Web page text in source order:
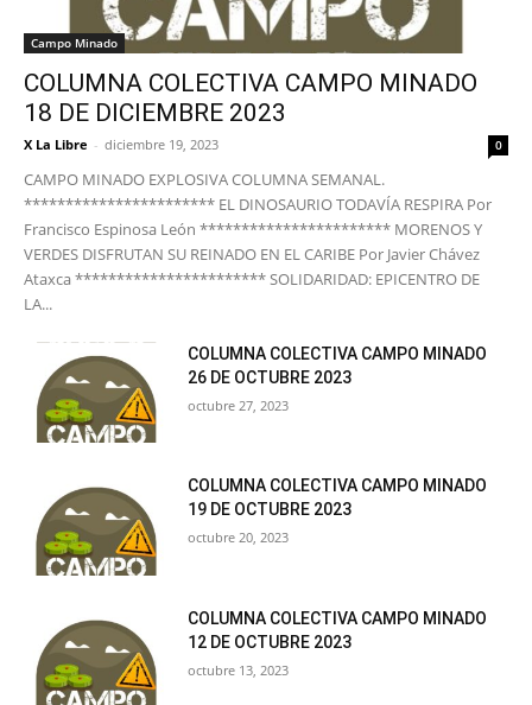
Campo Minado
COLUMNA COLECTIVA CAMPO MINADO
18 DE DICIEMBRE 2023
X La Libre - diciembre 19, 2023 0
CAMPO MINADO EXPLOSIVA COLUMNA SEMANAL.
*********************** EL DINOSAURIO TODAVÍA RESPIRA Por
Francisco Espinosa León *********************** MORENOS Y
VERDES DISFRUTAN SU REINADO EN EL CARIBE Por Javier Chávez
Ataxca *********************** SOLIDARIDAD: EPICENTRO DE
LA...
COLUMNA COLECTIVA CAMPO MINADO
26 DE OCTUBRE 2023
octubre 27, 2023
COLUMNA COLECTIVA CAMPO MINADO
19 DE OCTUBRE 2023
octubre 20, 2023
COLUMNA COLECTIVA CAMPO MINADO
12 DE OCTUBRE 2023
octubre 13, 2023